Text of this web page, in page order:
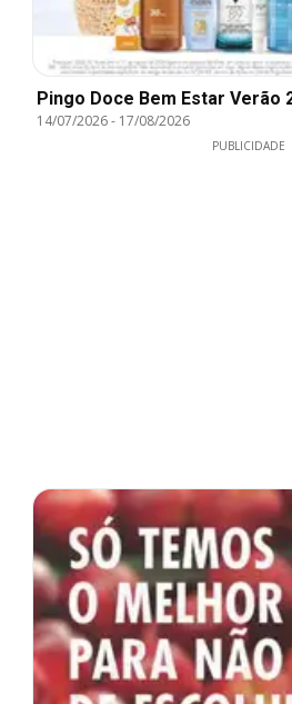
Pingo Doce Bem Estar Verão
14/07/2026- 17/08/2026
PUBLICIDADE